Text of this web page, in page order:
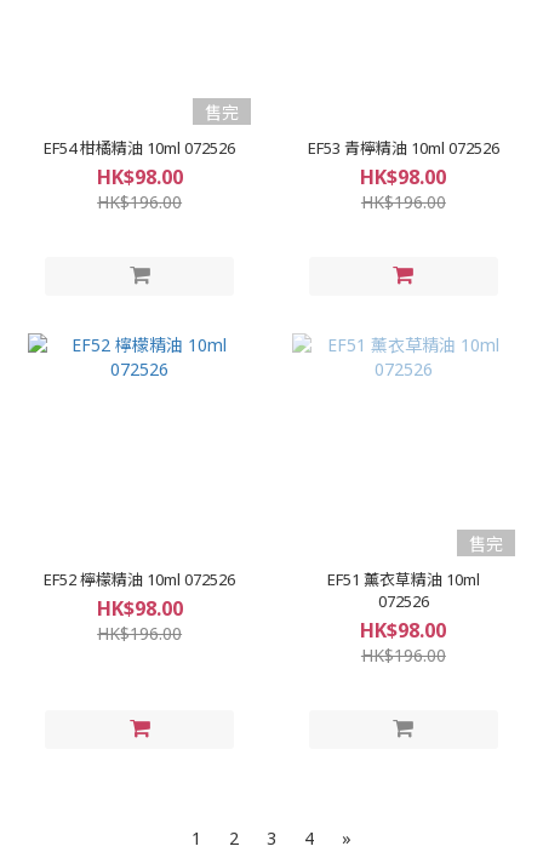
售完
EF54 柑橘精油 10ml 072526
HK$98.00
HK$196.00
EF53 青檸精油 10ml 072526
HK$98.00
HK$196.00
EF52 檸檬精油 10ml 072526
HK$98.00
HK$196.00
售完
EF51 薰衣草精油 10ml
072526
HK$98.00
HK$196.00
1 2 3 4 »